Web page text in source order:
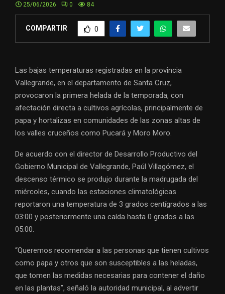
25/06/2026 0 84
COMPARTIR 0
Las bajas temperaturas registradas en la provincia
Vallegrande, en el departamento de Santa Cruz,
provocaron la primera helada de la temporada, con
afectación directa a cultivos agrícolas, principalmente de
papa y hortalizas en comunidades de las zonas altas de
los valles cruceños como Pucará y Moro Moro.
De acuerdo con el director de Desarrollo Productivo del
Gobierno Municipal de Vallegrande, Paúl Villagómez, el
descenso térmico se produjo durante la madrugada del
miércoles, cuando las estaciones climatológicas
reportaron una temperatura de 3 grados centígrados a las
03:00 y posteriormente una caída hasta 0 grados a las
05:00.
“Queremos recomendar a las personas que tienen cultivos
como papa y otros que son susceptibles a las heladas,
que tomen las medidas necesarias para contener el daño
en las plantas”, señaló la autoridad municipal, al advertir